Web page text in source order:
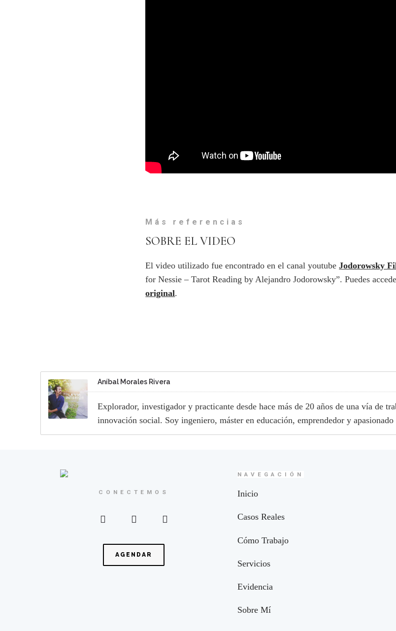
Más referencias
SOBRE EL VIDEO
El video utilizado fue encontrado en el canal youtubeJodorowsky
for Nessie – Tarot Reading by Alejandro Jodorowsky”. Puedes
original.
Aníbal Morales Rivera
Explorador, investigador y practicante desde hace más de 20 años de una vía de
innovación social. Soy ingeniero, máster en educación, emprendedor y
CONECTEMOS
AGENDAR
NAVEGACIÓN
Inicio
Casos Reales
Cómo Trabajo
Servicios
Evidencia
Sobre Mí